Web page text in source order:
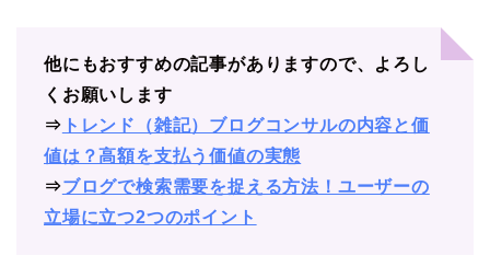
他にもおすすめの記事がありますので、よろし
くお願いします
⇒ トレンド（雑記）ブログコンサルの内容と価
値は？高額を支払う価値の実態
⇒ブログで検索需要を捉える方法！ユーザーの
立場に立つ2つのポイント